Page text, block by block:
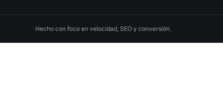
Hecho con foco en velocidad, SEO y conversión.